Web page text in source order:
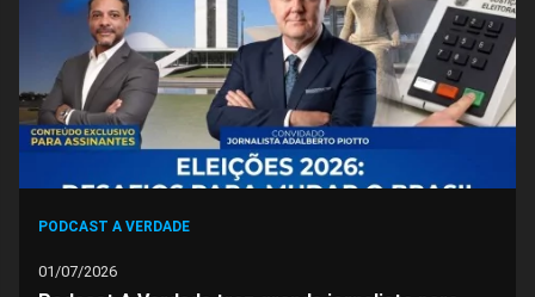
PODCAST A VERDADE
01/07/2026